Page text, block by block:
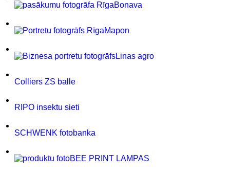
Bonava
Mapon
Linas agro
Colliers ZS balle
RIPO insektu sieti
SCHWENK fotobanka
BEE PRINT LAMPAS